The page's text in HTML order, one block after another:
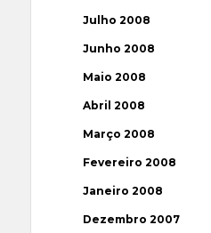
Julho 2008
Junho 2008
Maio 2008
Abril 2008
Março 2008
Fevereiro 2008
Janeiro 2008
Dezembro 2007